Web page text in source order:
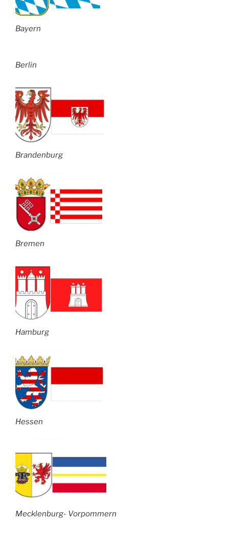
Bayern
Berlin
Brandenburg
Bremen
Hamburg
Hessen
Mecklenburg- Vorpommern